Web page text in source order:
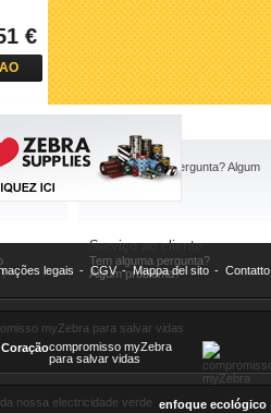
€
€
!
Serviço ao cliente
Tem alguma pergunta?
Algum problema?
legais - CGV - Mappa del sito - Contatto
compromisso myZebra
para salvar vidas
enfoque ecológico